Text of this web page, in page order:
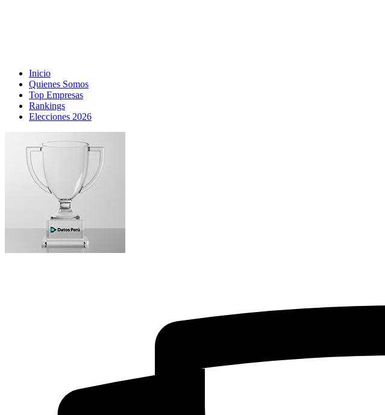
Inicio
Quienes Somos
Top Empresas
Rankings
Elecciones 2026